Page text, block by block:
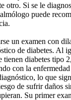
otro. Si se le
puede
un examen con
de diabetes. Al
tienen diabetes tipo
con la
lo que
de sufrir daños
Su primer